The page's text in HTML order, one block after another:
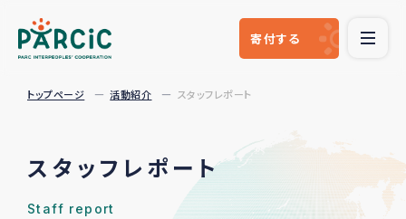
寄付する
トップページ 活動紹介 スタッフレポート
スタッフレポート
Staff report